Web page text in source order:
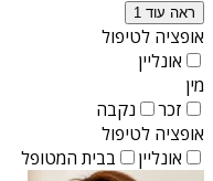
ראה עוד 1
אופציה לטיפול
אונליין
מין
זכר
נקבה
אופציה לטיפול
אונליין
בבית המטופל